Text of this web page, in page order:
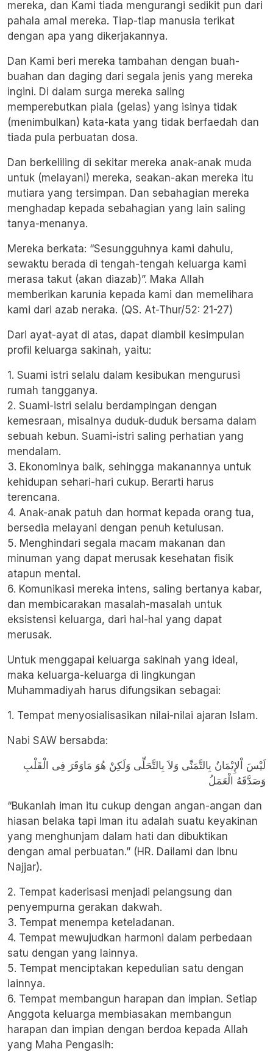
mereka, dan Kami tiada mengurangi sedikit pun dari
pahala amal mereka. Tiap-tiap manusia terikat
dengan apa yang dikerjakannya.
Dan Kami beri mereka tambahan dengan buah-
buahan dan daging dari segala jenis yang mereka
ingini. Di dalam surga mereka saling
memperebutkan piala (gelas) yang isinya tidak
(menimbulkan) kata-kata yang tidak berfaedah dan
tiada pula perbuatan dosa.
Dan berkeliling di sekitar mereka anak-anak muda
untuk (melayani) mereka, seakan-akan mereka itu
mutiara yang tersimpan. Dan sebahagian mereka
menghadap kepada sebahagian yang lain saling
tanya-menanya.
Mereka berkata: “Sesungguhnya kami dahulu,
sewaktu berada di tengah-tengah keluarga kami
merasa takut (akan diazab)”. Maka Allah
memberikan karunia kepada kami dan memelihara
kami dari azab neraka. (QS. At-Thur/52: 21-27)
Dari ayat-ayat di atas, dapat diambil kesimpulan
profil keluarga sakinah, yaitu:
1. Suami istri selalu dalam kesibukan mengurusi
rumah tangganya.
2. Suami-istri selalu berdampingan dengan
kemesraan, misalnya duduk-duduk bersama dalam
sebuah kebun. Suami-istri saling perhatian yang
mendalam.
3. Ekonominya baik, sehingga makanannya untuk
kehidupan sehari-hari cukup. Berarti harus
terencana.
4. Anak-anak patuh dan hormat kepada orang tua,
bersedia melayani dengan penuh ketulusan.
5. Menghindari segala macam makanan dan
minuman yang dapat merusak kesehatan fisik
atapun mental.
6. Komunikasi mereka intens, saling bertanya kabar,
dan membicarakan masalah-masalah untuk
eksistensi keluarga, dari hal-hal yang dapat
merusak.
Untuk menggapai keluarga sakinah yang ideal,
maka keluarga-keluarga di lingkungan
Muhammadiyah harus difungsikan sebagai:
1. Tempat menyosialisasikan nilai-nilai ajaran Islam.
Nabi SAW bersabda:
لَيْسَ اْلإِيْمَانُ بِالتَّمَنِّى وَلاَ بِالتَّحَلِّى وَلَكِنْ هُوَ مَاوَقَرَ فِى الْقَلْبِ
وَصَدَّقَهُ الْعَمَلُ
“Bukanlah iman itu cukup dengan angan-angan dan
hiasan belaka tapi Iman itu adalah suatu keyakinan
yang menghunjam dalam hati dan dibuktikan
dengan amal perbuatan.” (HR. Dailami dan Ibnu
Najjar).
2. Tempat kaderisasi menjadi pelangsung dan
penyempurna gerakan dakwah.
3. Tempat menempa keteladanan.
4. Tempat mewujudkan harmoni dalam perbedaan
satu dengan yang lainnya.
5. Tempat menciptakan kepedulian satu dengan
lainnya.
6. Tempat membangun harapan dan impian. Setiap
Anggota keluarga membiasakan membangun
harapan dan impian dengan berdoa kepada Allah
yang Maha Pengasih: